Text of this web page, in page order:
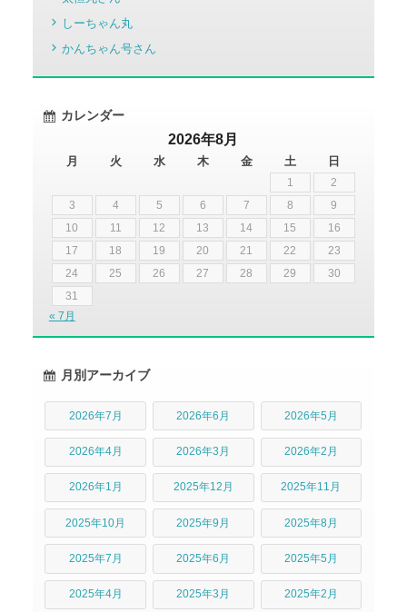
しーちゃん丸
かんちゃん号さん
カレンダー
2026年8月
月 火 水 木 金 土 日
1
2
3
4 5 6 7 8
9
10
11 12 13 14 15
16
17
18 19 20 21 22
23
24
25 26 27 28 29
30
31
« 7月
月別アーカイブ
2026年7月 2026年6月 2026年5月
2026年4月 2026年3月 2026年2月
2026年1月 2025年12月 2025年11月
2025年10月 2025年9月 2025年8月
2025年7月 2025年6月 2025年5月
2025年4月 2025年3月 2025年2月